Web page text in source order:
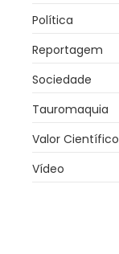
Política
Reportagem
Sociedade
Tauromaquia
Valor Científico
Vídeo